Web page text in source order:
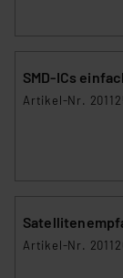
SMD-ICs
Artikel-Nr.
Artikel-Nr.